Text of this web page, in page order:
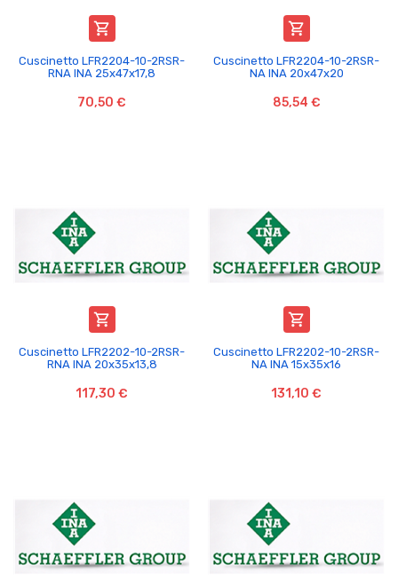

Cuscinetto LFR2204-10-2RSR-
RNA INA 25x47x17,8
70,50 €

Cuscinetto LFR2204-10-2RSR-
NA INA 20x47x20
85,54 €

Cuscinetto LFR2202-10-2RSR-
RNA INA 20x35x13,8
117,30 €

Cuscinetto LFR2202-10-2RSR-
NA INA 15x35x16
131,10 €